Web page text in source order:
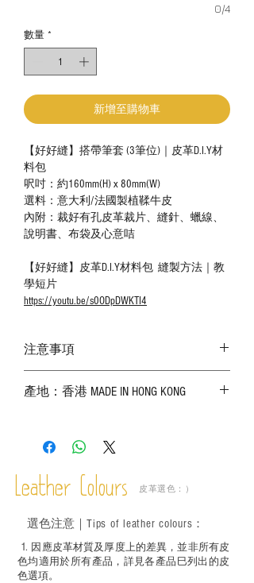
0/4
數量 *
新增至購物車
【好好縫】搭帶筆套 (3筆位)｜皮革D.I.Y材
料包
呎吋：約160mm(H) x 80mm(W)
選料：意大利/法國製植鞣牛皮
內附：裁好有孔皮革裁片、縫針、蠟線、
說明書、布袋及心意咭
【好好縫】皮革D.I.Y材料包 縫製方法｜教
學短片
https://youtu.be/s0ODpDWKTI4
注意事項
實物為準；
－ 植鞣皮革容易受環境、使用程度等產生
成後定期在皮面塗上皮革專用清潔劑及貂
鼠油等；
適合六歲以下兒童使用；六至十二歲兒童
必須由成年人陪同下使用並應小心處理。
產地：香港 MADE IN HONG KONG
Leather Colours 皮革選色：）
1. ​ 因應皮革材質及厚度上的差異，並非所有皮
色均適用於所有產品，詳見各產品巳列出的皮
色選項。
選色注意｜ Tips of leather colours ：